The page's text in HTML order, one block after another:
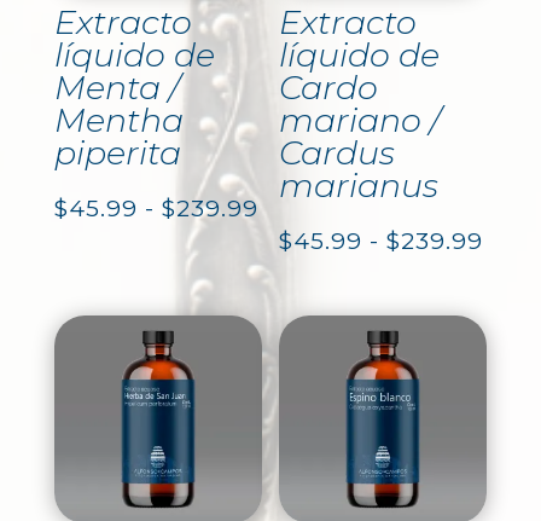
Extracto
líquido de
Menta /
Mentha
piperita
$45.99 - $239.99Rango
de
desde
$45.99
$239.99
Extracto
líquido de
Cardo
mariano /
Cardus
marianus
$45.99 - $239.99